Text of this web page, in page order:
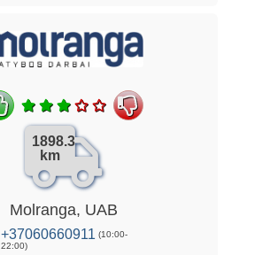
1898.3
km
Molranga, UAB
+37060660911 (10:00-
22:00)